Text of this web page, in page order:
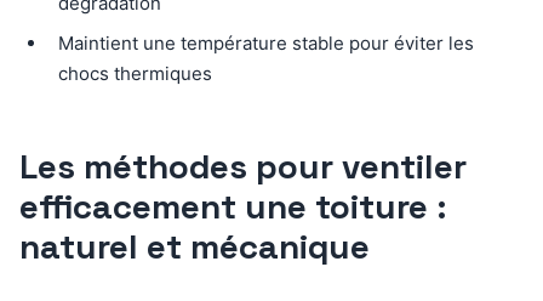
Maintient une température stable pour éviter les
chocs thermiques
Les méthodes pour ventiler
efficacement une toiture :
naturel et mécanique